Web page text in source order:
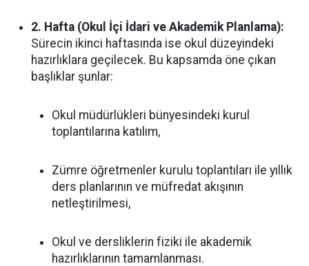
2. Hafta (Okul İçi İdari ve Akademik Planlama):
Sürecin ikinci haftasında ise okul düzeyindeki
hazırlıklara geçilecek. Bu kapsamda öne çıkan
başlıklar şunlar:
Okul müdürlükleri bünyesindeki kurul
toplantılarına katılım,
Zümre öğretmenler kurulu toplantıları ile yıllık
ders planlarının ve müfredat akışının
netleştirilmesi,
Okul ve dersliklerin fiziki ile akademik
hazırlıklarının tamamlanması.